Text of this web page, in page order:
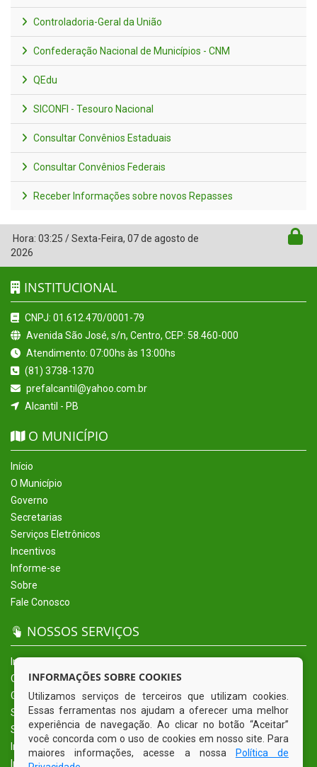
Controladoria-Geral da União
Confederação Nacional de Municípios - CNM
QEdu
SICONFI - Tesouro Nacional
Consultar Convênios Estaduais
Consultar Convênios Federais
Receber Informações sobre novos Repasses
Hora: 03:25 /Sexta-Feira, 07 de agosto de
2026
INSTITUCIONAL
CNPJ: 01.612.470/0001-79
Avenida São José, s/n, Centro, CEP: 58.460-000
Atendimento: 07:00hs às 13:00hs
(81) 3738-1370
prefalcantil@yahoo.com.br
Alcantil - PB
O MUNICÍPIO
Início
O Município
Governo
Secretarias
Serviços Eletrônicos
Incentivos
Informe-se
Sobre
Fale Conosco
NOSSOS SERVIÇOS
Início
O Município
Governo
Secretarias
Serviços Eletrônicos
Incentivos
Informe-se
INFORMAÇÕES SOBRE COOKIES
Utilizamos serviços de terceiros que utilizam cookies.
Essas ferramentas nos ajudam a oferecer uma melhor
experiência de navegação. Ao clicar no botão “Aceitar”
você concorda com o uso de cookies em nosso site. Para
maiores informações, acesse a nossa
Política de